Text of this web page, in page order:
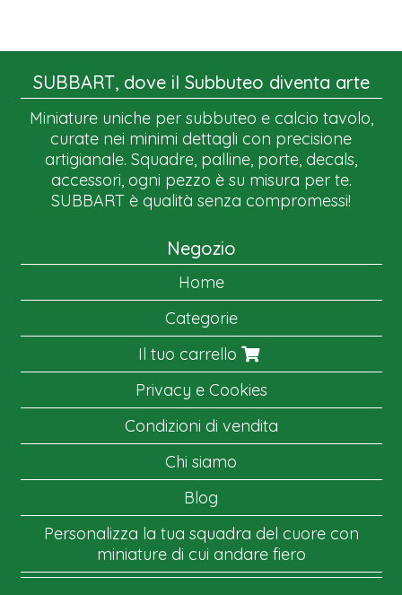
SUBBART, dove il Subbuteo diventa arte
Miniature uniche per subbuteo e calcio tavolo,
curate nei minimi dettagli con precisione
artigianale. Squadre, palline, porte, decals,
accessori, ogni pezzo è su misura per te.
SUBBART è qualità senza compromessi!
Negozio
Home
Categorie
Il tuo carrello
Privacy e Cookies
Condizioni di vendita
Chi siamo
Blog
Personalizza la tua squadra del cuore con
miniature di cui andare fiero